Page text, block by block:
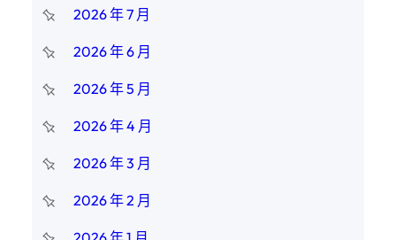
2026 年 7 月
2026 年 6 月
2026 年 5 月
2026 年 4 月
2026 年 3 月
2026 年 2 月